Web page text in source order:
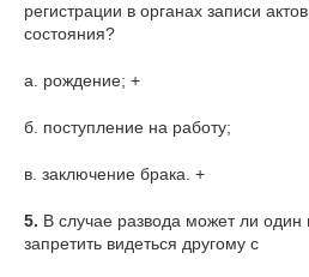
регистрации в органах записи
состояния?
а. рождение; +
б. поступление на работу;
в. заключение брака. +
5. В случае развода может ли один
запретить видеться другому с